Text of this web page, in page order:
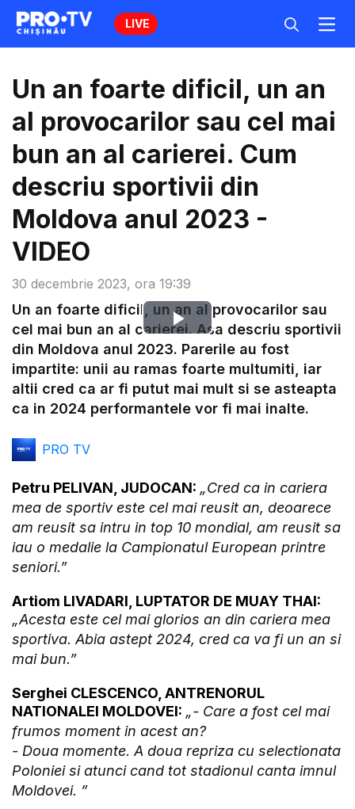
LIVE
30 decembrie 2023, ora 19:39
Un an foarte dificil, un an
al provocarilor sau cel mai
bun an al carierei. Cum
descriu sportivii din
Moldova anul 2023 -
VIDEO
Play
Video
Un an foarte dificil, un an al provocarilor sau
cel mai bun an al carierei. Asa descriu sportivii
din Moldova anul 2023. Parerile au fost
impartite: unii au ramas foarte multumiti, iar
altii cred ca ar fi putut mai mult si se asteapta
ca in 2024 performantele vor fi mai inalte.
PRO TV
Petru PELIVAN, JUDOCAN: „Cred ca in cariera
mea de sportiv este cel mai reusit an, deoarece
am reusit sa intru in top 10 mondial, am reusit sa
iau o medalie la Campionatul European printre
seniori.”
Artiom LIVADARI, LUPTATOR DE MUAY THAI:
„Acesta este cel mai glorios an din cariera mea
sportiva. Abia astept 2024, cred ca va fi un an si
mai bun.”
Serghei CLESCENCO, ANTRENORUL
NATIONALEI MOLDOVEI: „- Care a fost cel mai
frumos moment in acest an?
- Doua momente. A doua repriza cu selectionata
Poloniei si atunci cand tot stadionul canta imnul
Moldovei. ”